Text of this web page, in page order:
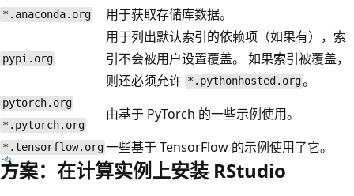
*.anaconda.org 用于获取存储库数据。
pypi.org
用于列出默认索引的依赖项（如果有），索
引不会被用户设置覆盖。 如果索引被覆盖，
则还必须允许 *.pythonhosted.org。
pytorch.org
*.pytorch.org
由基于 PyTorch 的一些示例使用。
*.tensorflow.org 一些基于 TensorFlow 的示例使用了它。
方案：在计算实例上安装 RStudio